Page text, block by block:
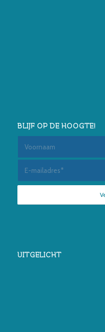
BLIJF OP DE HOOGTE!
UITGELICHT